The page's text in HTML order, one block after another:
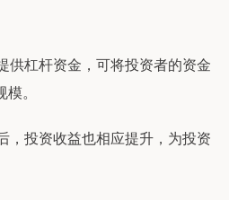
供杠杆资金，可将投资者的资金
。
，投资收益也相应提升，为投资